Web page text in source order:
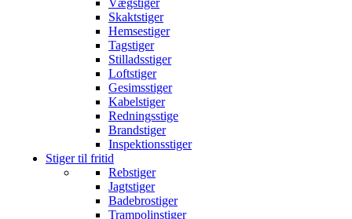
Vægstiger
Skaktstiger
Hemsestiger
Tagstiger
Stilladsstiger
Loftstiger
Gesimsstiger
Kabelstiger
Redningsstige
Brandstiger
Inspektionsstiger
Stiger til fritid
Rebstiger
Jagtstiger
Badebrostiger
Trampolinstiger